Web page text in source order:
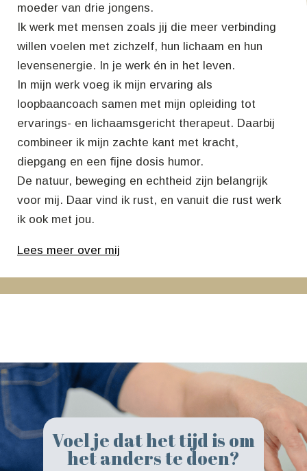
moeder van drie jongens.
Ik werk met mensen zoals jij die meer verbinding
willen voelen met zichzelf, hun lichaam en hun
levensenergie. In je werk én in het leven.
In mijn werk voeg ik mijn ervaring als
loopbaancoach samen met mijn opleiding tot
ervarings- en lichaamsgericht therapeut. Daarbij
combineer ik mijn zachte kant met kracht,
diepgang en een fijne dosis humor.
De natuur, beweging en echtheid zijn belangrijk
voor mij. Daar vind ik rust, en vanuit die rust werk
ik ook met jou.
Lees meer over mij
Voel je dat het tijd is om
het anders te doen?